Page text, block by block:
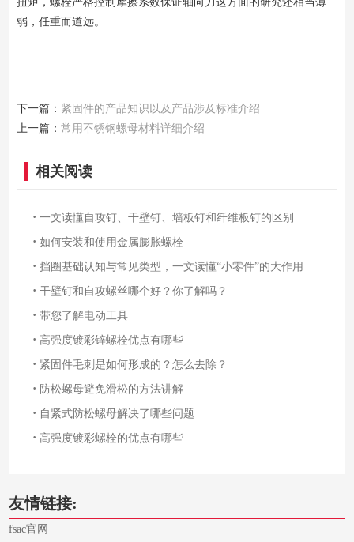
弱，任重而道远。
下一篇： 紧固件的产品知识以及产品涉及标准介绍
上一篇：常用不锈钢螺母材料详细介绍
相关阅读
·一文读懂自攻钉、干壁钉、墙板钉和纤维板钉的区别
·如何安装和使用金属膨胀螺栓
·挡圈基础认知与常见类型，一文读懂“小零件”的大作用
·干壁钉和自攻螺丝哪个好？你了解吗？
·带您了解电动工具
· 高强度镀彩锌螺栓优点有哪些
· 紧固件毛刺是如何形成的？怎么去除？
· 防松螺母避免滑松的方法讲解
· 自紧式防松螺母解决了哪些问题
· 高强度镀彩螺栓的优点有哪些
友情链接:
fsac官网